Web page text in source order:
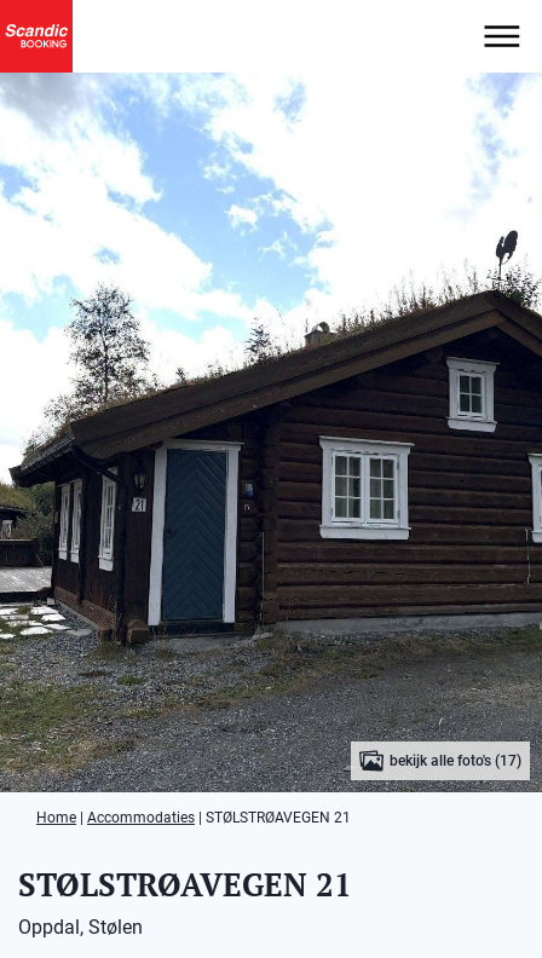
bekijk alle foto's (17)
Home Accommodaties STØLSTRØAVEGEN 21
STØLSTRØAVEGEN 21
Oppdal, Stølen